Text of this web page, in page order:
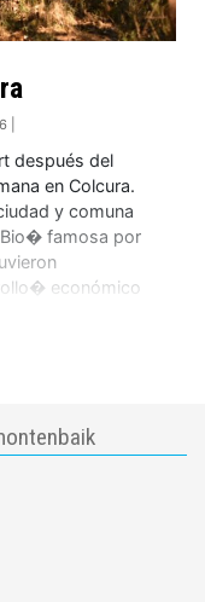
|
después del
en Colcura.
y comuna
Bio� famosa por
económico